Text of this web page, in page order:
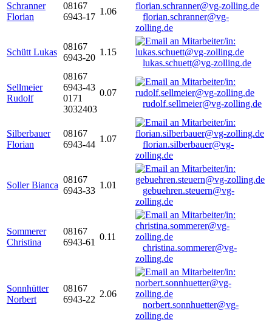
Schranner
Florian
08167
6943-17
1.06
florian.schranner@vg-
zolling.de
Schütt Lukas
08167
6943-20
1.15
lukas.schuett@vg-zolling.de
Sellmeier
Rudolf
08167
6943-43
0171
3032403
0.07
rudolf.sellmeier@vg-zolling.de
Silberbauer
Florian
08167
6943-44
1.07
florian.silberbauer@vg-
zolling.de
Soller Bianca
08167
6943-33
1.01
gebuehren.steuern@vg-
zolling.de
Sommerer
Christina
08167
6943-61
0.11
christina.sommerer@vg-
zolling.de
Sonnhütter
Norbert
08167
6943-22
2.06
norbert.sonnhuetter@vg-
zolling.de